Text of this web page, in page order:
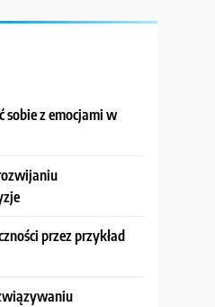
sobie z emocjami w
przez przykład